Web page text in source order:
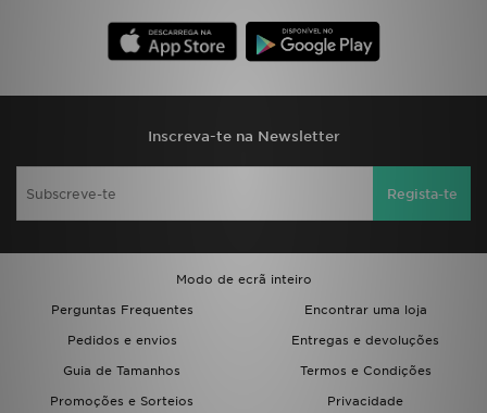
Inscreva-te na Newsletter
Regista-te
Modo de ecrã inteiro
Perguntas Frequentes
Encontrar uma loja
Pedidos e envios
Entregas e devoluções
Guia de Tamanhos
Termos e Condições
Promoções e Sorteios
Privacidade
ATENÇÃO AO CLIENTE
FAZ DOWNLOAD DA APP